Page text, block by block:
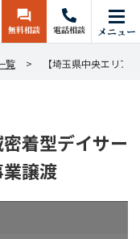
無料相談 電話相談 メニュー
覧 【埼玉県中央エリア
着型デイサー
譲渡